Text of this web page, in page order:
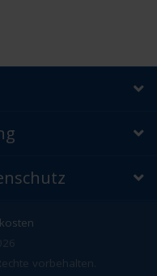
vorbehalten.